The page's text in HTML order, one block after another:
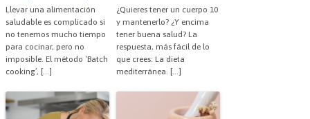
Llevar una alimentación
saludable es complicado si
no tenemos mucho tiempo
para cocinar, pero no
imposible. El método ‘Batch
cooking’, […]
¿Quieres tener un cuerpo 10
y mantenerlo? ¿Y encima
tener buena salud? La
respuesta, más fácil de lo
que crees: La dieta
mediterránea. […]